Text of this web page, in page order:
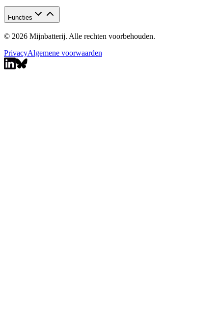
Functies
© 2026 Mijnbatterij. Alle rechten voorbehouden.
PrivacyAlgemene voorwaarden